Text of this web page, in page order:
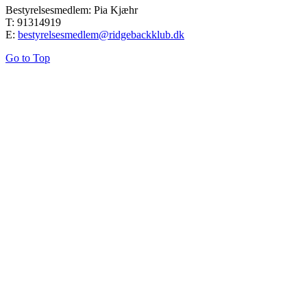
Bestyrelsesmedlem: Pia Kjæhr
T: 91314919
E: bestyrelsesmedlem@ridgebackklub.dk
Go to Top